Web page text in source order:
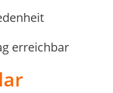
erreichbar